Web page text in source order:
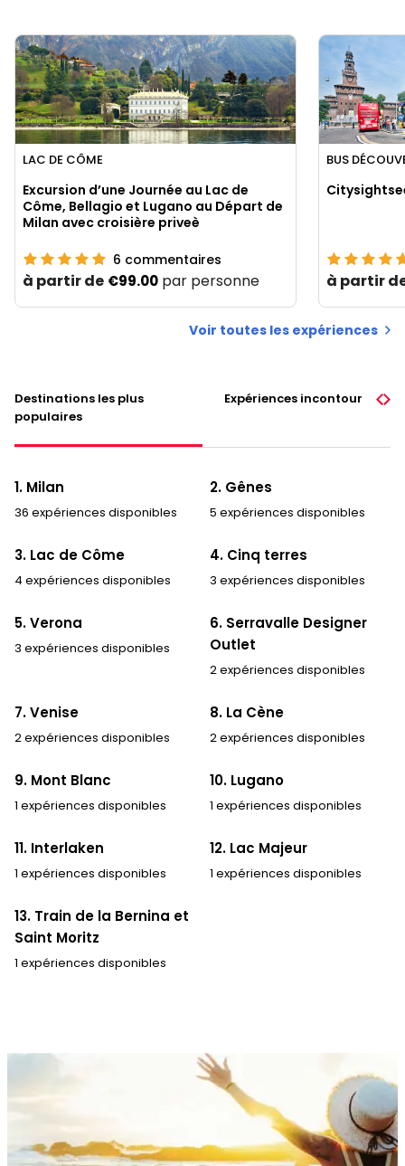
LAC DE CÔME
Excursion d’une Journée au Lac de
Côme, Bellagio et Lugano au Départ de
Milan avec croisière priveè
6 commentaires
à partir de €99.00 par personne
BUS
à partir
Voir toutes les expériences
Destinations les plus
populaires
Expériences incontournables
1. Milan
36 expériences disponibles
2. Gênes
5 expériences disponibles
3. Lac de Côme
4 expériences disponibles
4. Cinq terres
3 expériences disponibles
5. Verona
3 expériences disponibles
6. Serravalle Designer
Outlet
2 expériences disponibles
7. Venise
2 expériences disponibles
8. La Cène
2 expériences disponibles
9. Mont Blanc
1 expériences disponibles
10. Lugano
1 expériences disponibles
11. Interlaken
1 expériences disponibles
12. Lac Majeur
1 expériences disponibles
13. Train de la Bernina et
Saint Moritz
1 expériences disponibles